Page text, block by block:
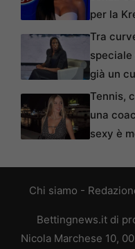
per la
Tra
speciale
già un
Tennis,
una
sexy è
Chi siamo -
Bettingnews.it di
Nicola Marchese 10,